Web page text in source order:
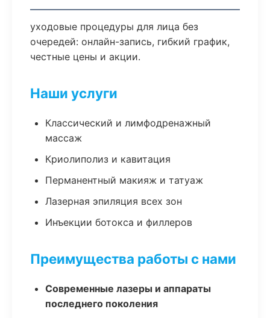
уходовые процедуры для лица без
очередей: онлайн-запись, гибкий график,
честные цены и акции.
Наши услуги
Классический и лимфодренажный
массаж
Криолиполиз и кавитация
Перманентный макияж и татуаж
Лазерная эпиляция всех зон
Инъекции ботокса и филлеров
Преимущества работы с нами
Современные лазеры и аппараты
последнего поколения